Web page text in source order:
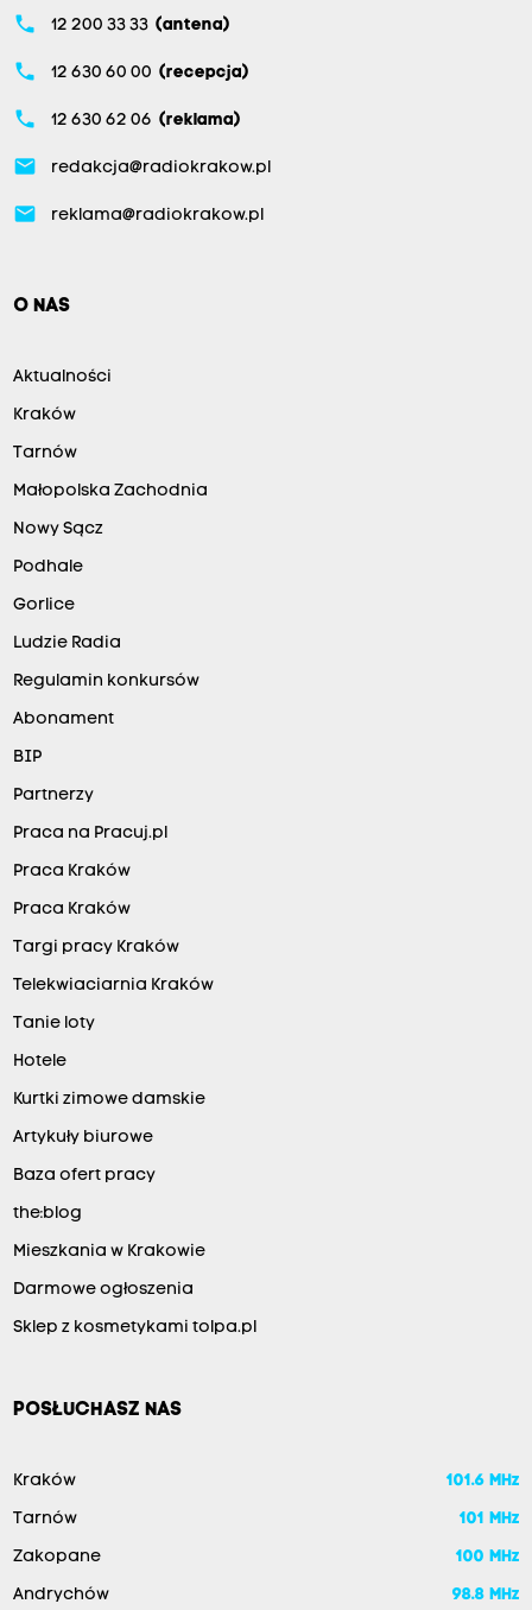
phone 12 200 33 33 (antena)
phone 12 630 60 00 (recepcja)
phone 12 630 62 06 (reklama)
email redakcja@radiokrakow.pl
email reklama@radiokrakow.pl
O NAS
Aktualności
Kraków
Tarnów
Małopolska Zachodnia
Nowy Sącz
Podhale
Gorlice
Ludzie Radia
Regulamin konkursów
Abonament
BIP
Partnerzy
Praca na Pracuj.pl
Praca Kraków
Praca Kraków
Targi pracy Kraków
Telekwiaciarnia Kraków
Tanie loty
Hotele
Kurtki zimowe damskie
Artykuły biurowe
Baza ofert pracy
the:blog
Mieszkania w Krakowie
Darmowe ogłoszenia
Sklep z kosmetykami tolpa.pl
POSŁUCHASZ NAS
Kraków 101.6 MHz
Tarnów 101 MHz
Zakopane 100 MHz
Andrychów 98.8 MHz